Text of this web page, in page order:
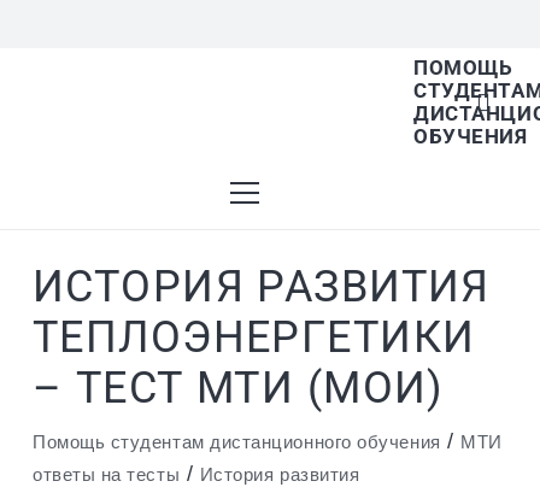
ПОМОЩЬ
ОБУЧЕНИЯ
списке найденных результатов используйте
вверх и вниз для выбора и Enter для
на нужную страницу. Если у вас
с тачскрином, используйте
ИСТОРИЯ РАЗВИТИЯ
ТЕПЛОЭНЕРГЕТИКИ
– ТЕСТ МТИ (МОИ)
Помощь студентам дистанционного обучения / МТИ
ответы на тесты / История развития